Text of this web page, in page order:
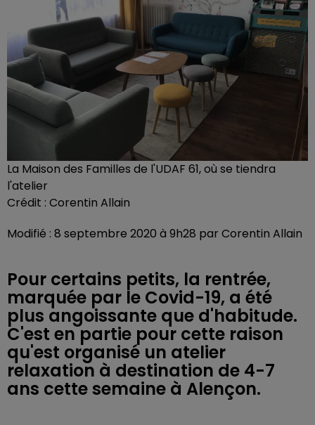
La Maison des Familles de l'UDAF 61, où se tiendra
l'atelier
Crédit : Corentin Allain
Modifié : 8 septembre 2020 à 9h28 par Corentin Allain
Pour certains petits, la rentrée,
marquée par le Covid-19, a été
plus angoissante que d'habitude.
C'est en partie pour cette raison
qu'est organisé un atelier
relaxation à destination de 4-7
ans cette semaine à Alençon.